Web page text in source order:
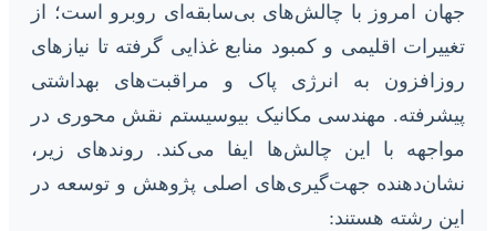
جهان امروز با چالش‌های بی‌سابقه‌ای روبرو است؛ از
تغییرات اقلیمی و کمبود منابع غذایی گرفته تا نیازهای
روزافزون به انرژی پاک و مراقبت‌های بهداشتی
پیشرفته. مهندسی مکانیک بیوسیستم نقش محوری در
مواجهه با این چالش‌ها ایفا می‌کند. روندهای زیر،
نشان‌دهنده جهت‌گیری‌های اصلی پژوهش و توسعه در
این رشته هستند: